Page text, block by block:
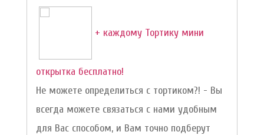
+ каждому Тортику мини
открытка бесплатно!
Не можете определиться с тортиком?! - Вы
всегда можете связаться с нами удобным
для Вас способом, и Вам точно подберут